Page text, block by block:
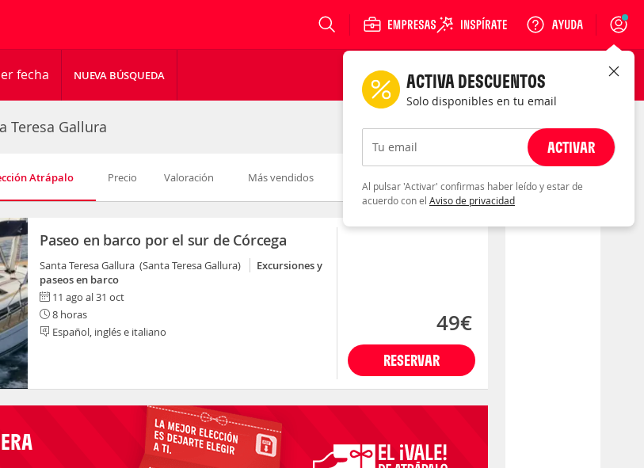
Login
fecha NUEVA BÚSQUEDA
Teresa Gallura
Atrápalo Precio Valoración Más vendidos
Paseo en barco por el sur de Córcega
Santa Teresa Gallura (Santa Teresa Gallura)
Excursiones y
paseos en barco
11 ago al 31 oct
8 horas
Español, inglés e italiano
RESERVAR
49€
ACTIVA DESCUENTOS
Solo disponibles en tu email
Tu email ACTIVAR
Al pulsar 'Activar' confirmas haber leído y estar de
acuerdo con el Aviso de privacidad